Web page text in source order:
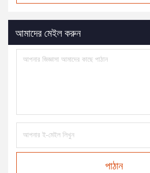
আমাদের মেইল করুন
পাঠান